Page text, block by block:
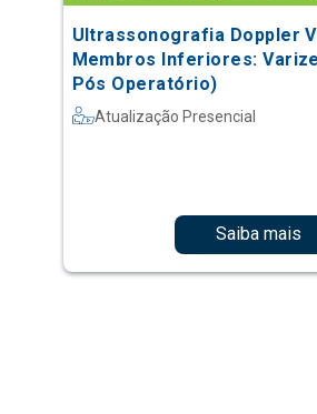
Ultrassonografia Doppler
Membros Inferiores:
Pós Operatório)
Atualização Presencial
Saiba mais